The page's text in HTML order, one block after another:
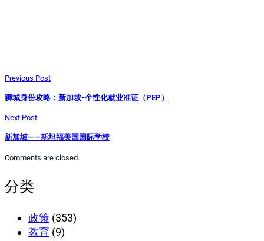
Previous Post
狮城身份攻略：新加坡-个性化就业准证（PEP）
Next Post
新加坡——斯坦福美国国际学校
Comments are closed.
分类
政策 (353)
教育 (9)